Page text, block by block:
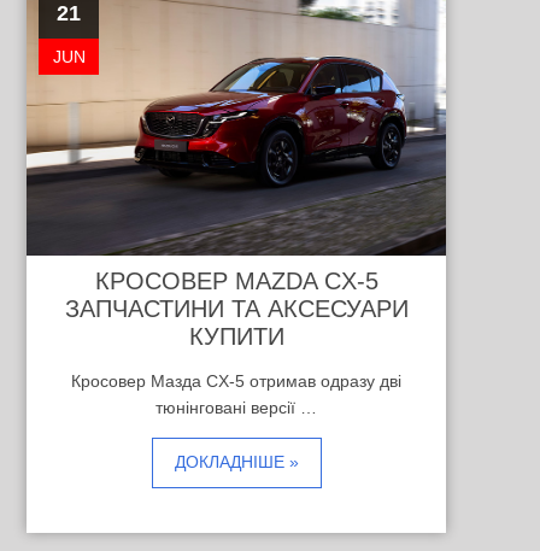
21
JUN
КРОСОВЕР MAZDA CX-5
ЗАПЧАСТИНИ ТА АКСЕСУАРИ
КУПИТИ
Кросовер Мазда CX-5 отримав одразу дві
тюнінговані версії …
ДОКЛАДНІШЕ »